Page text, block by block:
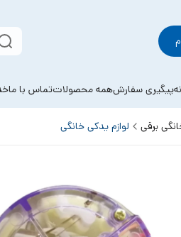
پیگیری سفارشهمه محصولاتتماس با ما
برقی لوازم یدکی خانگی